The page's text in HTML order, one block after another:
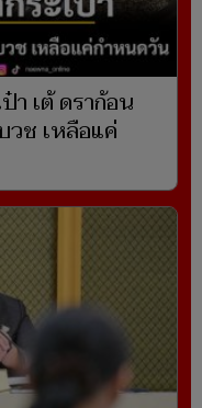
า เต้ ดราก้อน
วช เหลือแค่